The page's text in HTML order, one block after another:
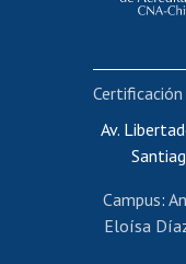
Av.
Campus:
Eloísa